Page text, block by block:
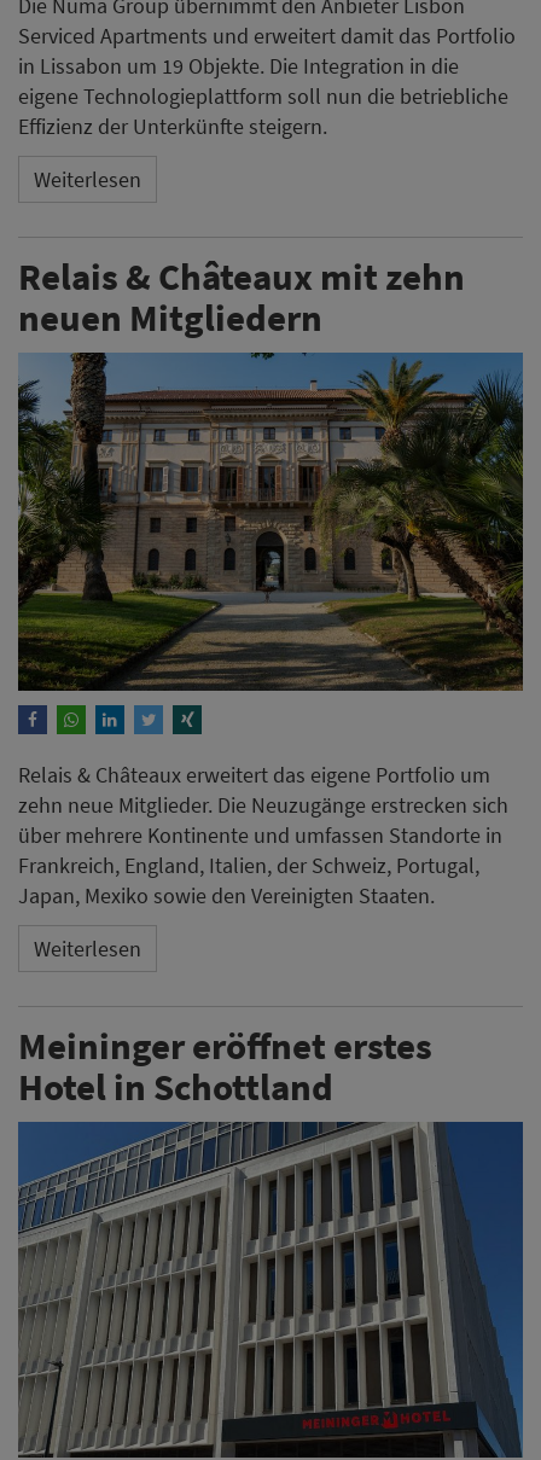
Serviced Apartments und erweitert damit das Portfolio
in Lissabon um 19 Objekte. Die Integration in die
eigene Technologieplattform soll nun die betriebliche
Effizienz der Unterkünfte steigern.
Weiterlesen
Relais & Châteaux mit zehn
neuen Mitgliedern
Relais & Châteaux erweitert das eigene Portfolio um
zehn neue Mitglieder. Die Neuzugänge erstrecken sich
über mehrere Kontinente und umfassen Standorte in
Frankreich, England, Italien, der Schweiz, Portugal,
Japan, Mexiko sowie den Vereinigten Staaten.
Weiterlesen
Meininger eröffnet erstes
Hotel in Schottland